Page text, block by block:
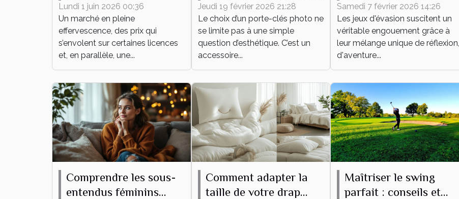
l’attachement
émotionnel pour sa
collection de figurines
?
Lundi 1 juin 2026 00:36
Un marché en pleine
effervescence, des prix qui
s’envolent sur certaines licences
et, en parallèle, une...
pour vous ?
Jeudi 19 février 2026 21:28
Le choix d’un porte-clés photo ne
se limite pas à une simple
question d’esthétique. C’est un
accessoire...
chances de succès
dans un jeu d'évasion
Samedi 7 février 2026 14:26
Les jeux d'évasion suscitent un
véritable engouement grâce à
leur mélange unique de réflexion,
d'aventure...
Comprendre les sous-
entendus féminins
Comment adapter la
taille de votre drap
Maîtriser le swing
parfait : conseils et